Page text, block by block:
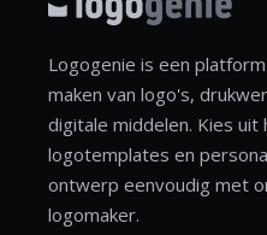
Logogenie is een
maken van logo's,
digitale middelen. Kies uit
logotemplates en
ontwerp eenvoudig met
logomaker.